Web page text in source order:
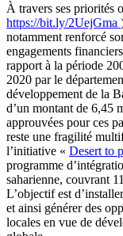
À travers ses priorités
https://bit.ly/2UejGma
notamment renforcé
engagements
rapport à la période
2020 par le
développement de la
d’un montant de 6,45
approuvées pour ces
reste une fragilité
l’initiative « Desert to
programme
saharienne, couvrant
L’objectif est
et ainsi générer des
locales en vue de